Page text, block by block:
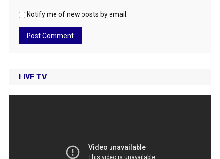
Notify me of new posts by email.
LIVE TV